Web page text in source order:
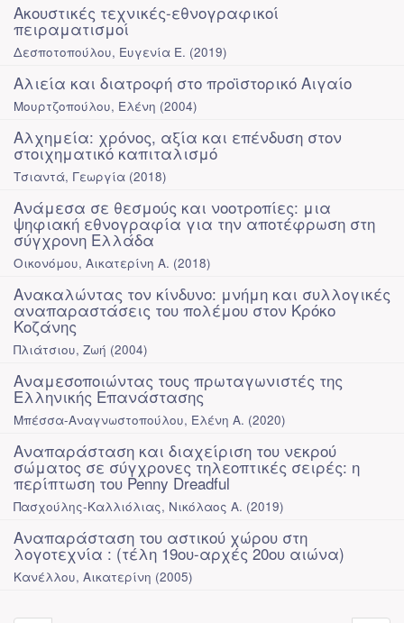
Ακουστικές τεχνικές-εθνογραφικοί
πειραματισμοί
Δεσποτοπούλου, Ευγενία Ε. (2019)
Αλιεία και διατροφή στο προϊστορικό Αιγαίο
Μουρτζοπούλου, Ελένη (2004)
Αλχημεία: χρόνος, αξία και επένδυση στον
στοιχηματικό καπιταλισμό
Τσιαντά, Γεωργία (2018)
Ανάμεσα σε θεσμούς και νοοτροπίες: μια
ψηφιακή εθνογραφία για την αποτέφρωση στη
σύγχρονη Ελλάδα
Οικονόμου, Αικατερίνη Α. (2018)
Ανακαλώντας τον κίνδυνο: μνήμη και συλλογικές
αναπαραστάσεις του πολέμου στον Κρόκο
Κοζάνης
Πλιάτσιου, Ζωή (2004)
Αναμεσοποιώντας τους πρωταγωνιστές της
Ελληνικής Επανάστασης
Μπέσσα-Αναγνωστοπούλου, Ελένη Α. (2020)
Αναπαράσταση και διαχείριση του νεκρού
σώματος σε σύγχρονες τηλεοπτικές σειρές: η
περίπτωση του Penny Dreadful
Πασχούλης-Καλλιόλιας, Νικόλαος Α. (2019)
Αναπαράσταση του αστικού χώρου στη
λογοτεχνία : (τέλη 19ου-αρχές 20ου αιώνα)
Κανέλλου, Αικατερίνη (2005)